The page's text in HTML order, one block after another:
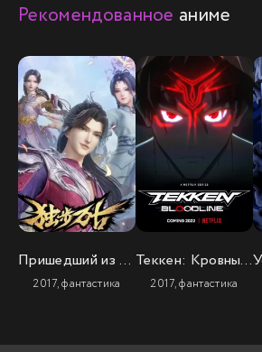
Рекомендованное аниме
Пришедший из древности 2
2017, фантастика
Теккен: Кровные узы
2017, фантастика